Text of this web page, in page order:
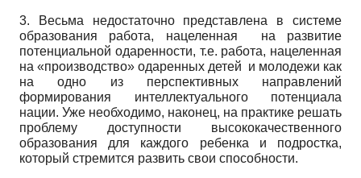
3. Весьма недостаточно представлена в системе
образования работа, нацеленная на развитие
потенциальной одаренности, т.е. работа, нацеленная
на «производство» одаренных детей и молодежи как
на одно из перспективных направлений
формирования интеллектуального потенциала
нации. Уже необходимо, наконец, на практике решать
проблему доступности высококачественного
образования для каждого ребенка и подростка,
который стремится развить свои способности.